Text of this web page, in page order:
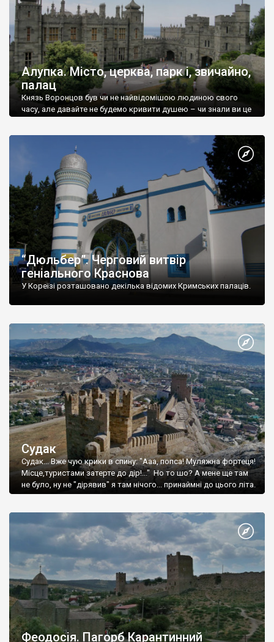
Алупка. Місто, церква, парк і, звичайно,
палац
Князь Воронцов був чи не найвідомішою людиною свого
часу, але давайте не будемо кривити душею – чи знали ви це
“Дюльбер”. Черговий витвір
геніального Краснова
У Кореїзі розташовано декілька відомих Кримських палаців.
Судак
Судак... Вже чую крики в спину: "Ааа, попса! Муляжна фортеця!
Місце,туристами затерте до дір!..." Но то шо? А мене ще там
не було, ну не "дірявив" я там нічого... принаймні до цього літа.
Феодосія. Пагорб Карантинний